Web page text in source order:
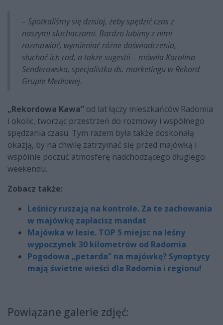
– Spotkaliśmy się dzisiaj, żeby spędzić czas z
naszymi słuchaczami. Bardzo lubimy z nimi
rozmawiać, wymieniać różne doświadczenia,
słuchać ich rad, a także sugestii – mówiła Karolina
Senderowska, specjalistka ds. marketingu w Rekord
Grupie Mediowej.
„Rekordowa Kawa” od lat łączy mieszkańców Radomia
i okolic, tworząc przestrzeń do rozmowy i wspólnego
spędzania czasu. Tym razem była także doskonałą
okazją, by na chwilę zatrzymać się przed majówką i
wspólnie poczuć atmosferę nadchodzącego długiego
weekendu.
Zobacz także:
Leśnicy ruszają na kontrole. Za te zachowania
w majówkę zapłacisz mandat
Majówka w lesie. TOP 5 miejsc na leśny
wypoczynek 30 kilometrów od Radomia
Pogodowa „petarda” na majówkę? Synoptycy
mają świetne wieści dla Radomia i regionu!
Powiązane galerie zdjęć: